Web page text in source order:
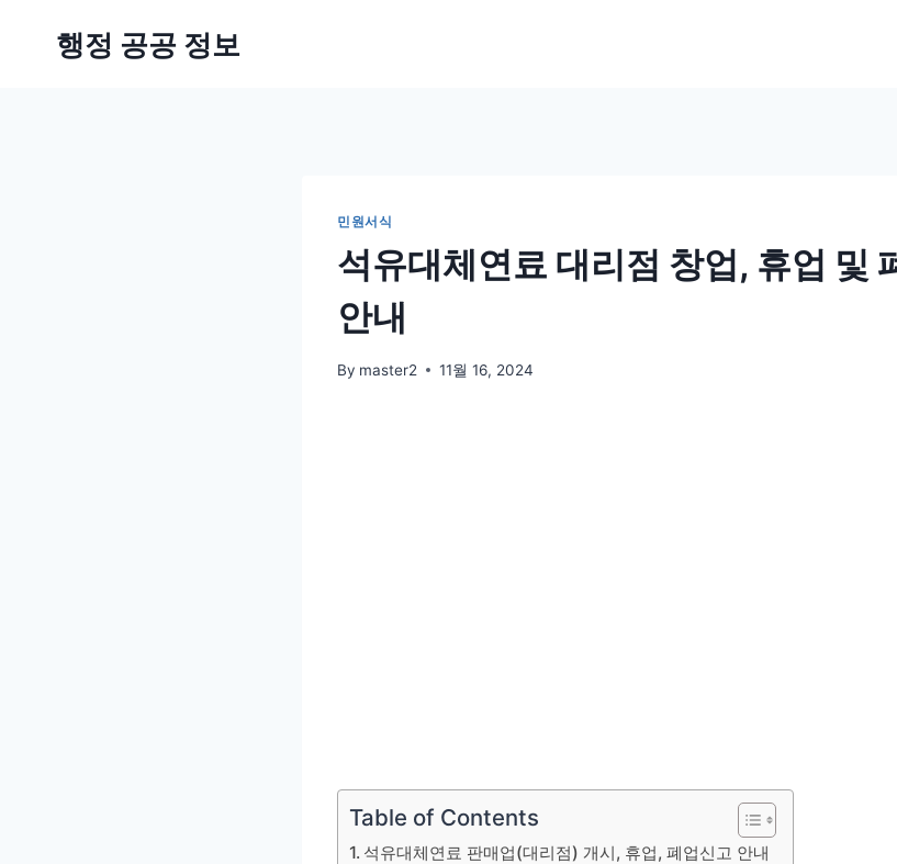
행정 공공 정보
민원서식
석유대체연료 대리점 창업, 휴업 및
안내
By master2 11월 16, 2024
Table of Contents
석유대체연료 판매업(대리점) 개시, 휴업, 폐업신고 안내